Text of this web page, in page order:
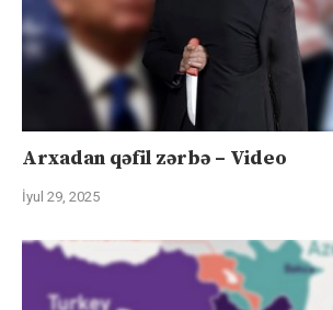
Arxadan qəfil zərbə – Video
İyul 29, 2025